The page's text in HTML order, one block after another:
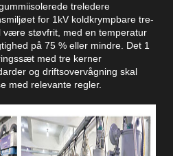
treledere
for 1kV koldkrympbare tre-
støvfrit, med en temperatur
på 75 % eller mindre. Det 1
med tre kerner
og driftsovervågning skal
med relevante regler.